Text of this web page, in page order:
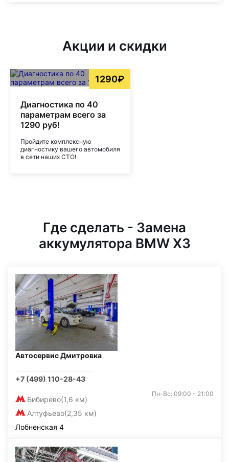
Акции и скидки
1290₽
Диагностика по 40
параметрам всего за
1290 руб!
Пройдите комплексную
диагностику вашего автомобиля
в сети наших СТО!
Где сделать - Замена
аккумулятора BMW X3
Автосервис Дмитровка
+7 (499) 110-28-43
Бибирево(1,6 км)
Алтуфьево(2,35 км)
Пн-Вс: 09:00 - 21:00
Лобненская 4